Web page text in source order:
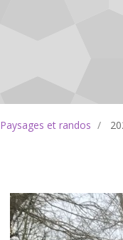
Paysages et randos